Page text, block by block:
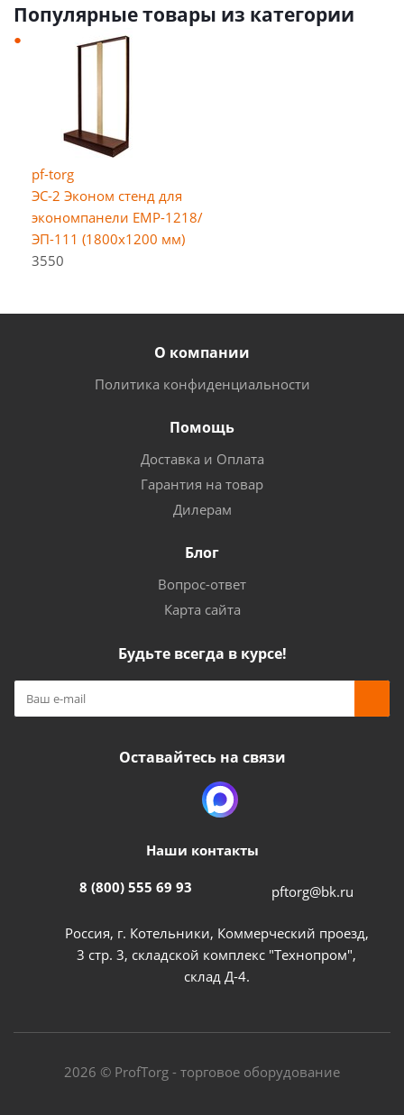
Популярные товары из категории
pf-torg
ЭС-2 Эконом стенд для
экономпанели EMP-1218/
ЭП-111 (1800х1200 мм)
3550
О компании
Политика конфиденциальности
Помощь
Доставка и Оплата
Гарантия на товар
Дилерам
Блог
Вопрос-ответ
Карта сайта
Будьте всегда в курсе!
Оставайтесь на связи
Наши контакты
8 (800) 555 69 93 pftorg@bk.ru
Россия, г. Котельники, Коммерческий проезд,
3 стр. 3, складской комплекс "Технопром",
склад Д-4.
2026 © ProfTorg - торговое оборудование